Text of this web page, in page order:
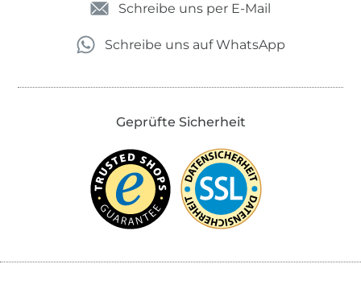
Schreibe uns per E-Mail
Schreibe uns auf WhatsApp
Geprüfte Sicherheit